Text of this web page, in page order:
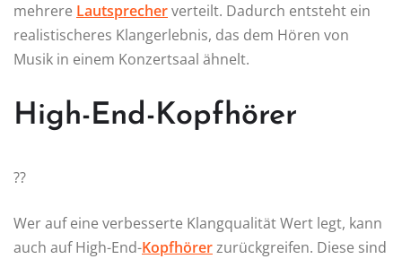
mehrere Lautsprecherverteilt. Dadurch entsteht ein
realistischeres Klangerlebnis, das dem Hören von
Musik in einem Konzertsaal ähnelt.
High-End-Kopfhörer
??
Wer auf eine verbesserte Klangqualität Wert legt, kann
auch auf High-End-Kopfhörerzurückgreifen. Diese sind